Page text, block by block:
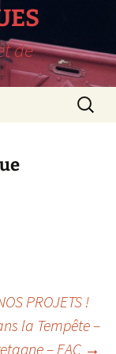
de
PROJETS !
la Tempête –
– EAC →